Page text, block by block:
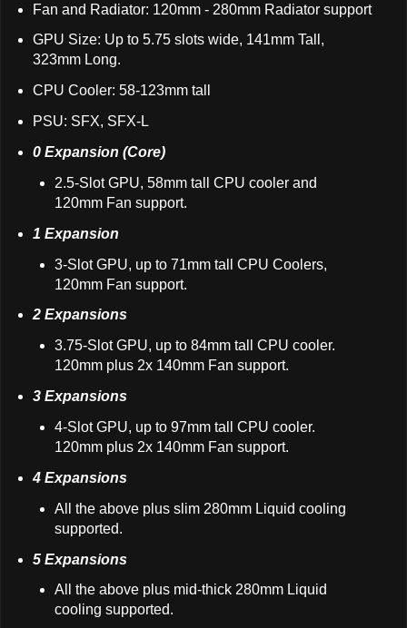
Fan and Radiator: 120mm - 280mm Radiator support
GPU Size: Up to 5.75 slots wide, 141mm Tall,
323mm Long.
CPU Cooler: 58-123mm tall
PSU: SFX, SFX-L
0 Expansion (Core)
2.5-Slot GPU, 58mm tall CPU cooler and
120mm Fan support.
1 Expansion
3-Slot GPU, up to 71mm tall CPU Coolers,
120mm Fan support.
2 Expansions
3.75-Slot GPU, up to 84mm tall CPU cooler.
120mm plus 2x 140mm Fan support.
3 Expansions
4-Slot GPU, up to 97mm tall CPU cooler.
120mm plus 2x 140mm Fan support.
4 Expansions
All the above plus slim 280mm Liquid cooling
supported.
5 Expansions
All the above plus mid-thick 280mm Liquid
cooling supported.